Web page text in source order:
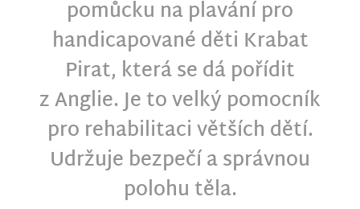
pomůcku na plavání pro
handicapované děti Krabat
Pirat, která se dá pořídit
z Anglie. Je to velký pomocník
pro rehabilitaci větších dětí.
Udržuje bezpečí a správnou
polohu těla.